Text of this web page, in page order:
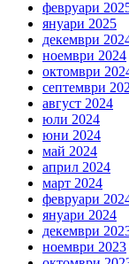
февруари
януари 2025
декември
ноември 2024
октомври
септември
август 2024
юли 2024
юни 2024
май 2024
април 2024
март 2024
февруари
януари 2024
декември
ноември 2023